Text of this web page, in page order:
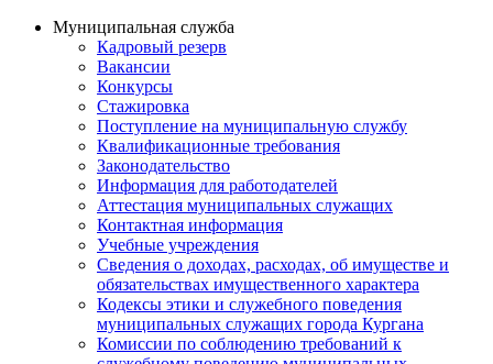
Муниципальная служба
Кадровый резерв
Вакансии
Конкурсы
Стажировка
Поступление на муниципальную службу
Квалификационные требования
Законодательство
Информация для работодателей
Аттестация муниципальных служащих
Контактная информация
Учебные учреждения
Сведения о доходах, расходах, об имуществе и
обязательствах имущественного характера
Кодексы этики и служебного поведения
муниципальных служащих города Кургана
Комиссии по соблюдению требований к